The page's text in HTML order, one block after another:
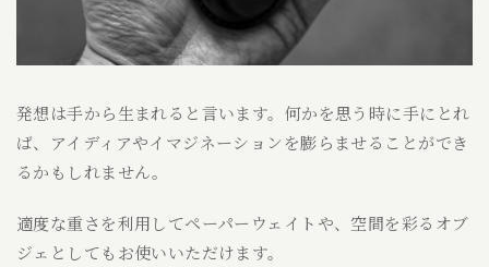
発想は手から生まれると言います。何かを思う時に手にとれ
ば、アイディアやイマジネーションを膨らませることができ
るかもしれません。
適度な重さを利用してペーパーウェイトや、空間を彩るオブ
ジェとしてもお使いいただけます。